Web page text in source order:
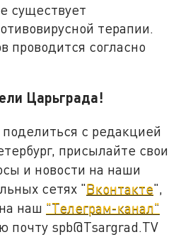
существует
терапии.
проводится согласно
Царьграда!
с редакцией
присылайте свои
и новости на наши
сетях "Вконтакте",
наш "Телеграм-канал"
почту spb@Tsargrad.TV